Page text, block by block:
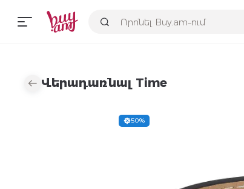
Վերադառնալ Time
50%